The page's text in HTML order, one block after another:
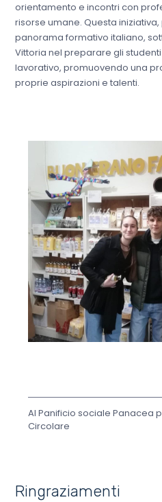
orientamento e incontri con
risorse umane. Questa
panorama formativo italiano,
Vittoria nel preparare gli
lavorativo, promuovendo una
proprie aspirazioni e talenti.
Al Panificio sociale Panacea
Circolare
Ringraziamenti